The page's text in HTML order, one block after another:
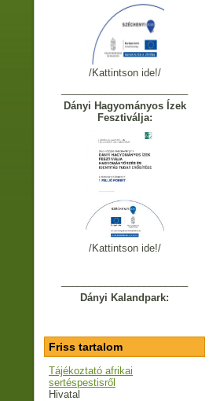
/Kattintson ide!/
Dányi Hagyományos Ízek
Fesztiválja:
/Kattintson ide!/
Dányi Kalandpark:
Friss tartalom
Tájékoztató afrikai
sertéspestisről
Hivatal